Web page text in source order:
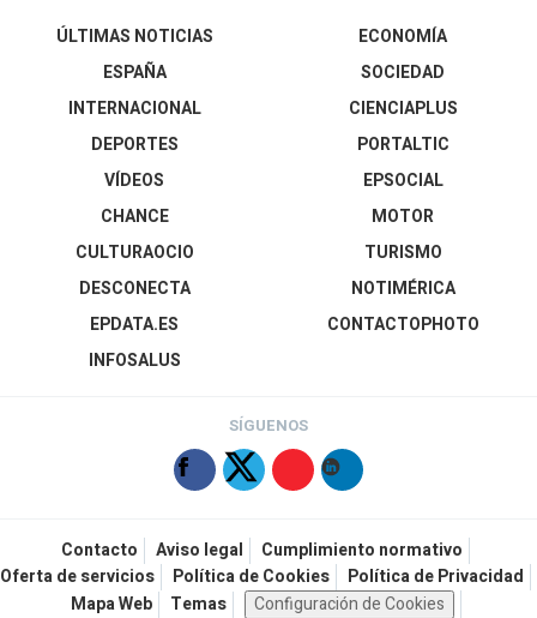
ÚLTIMAS NOTICIAS
ESPAÑA
INTERNACIONAL
DEPORTES
VÍDEOS
ECONOMÍA
SOCIEDAD
CIENCIAPLUS
PORTALTIC
EPSOCIAL
CHANCE
CULTURAOCIO
DESCONECTA
EPDATA.ES
INFOSALUS
MOTOR
TURISMO
NOTIMÉRICA
CONTACTOPHOTO
SÍGUENOS
Contacto Aviso legal
Cumplimiento normativo
Oferta de servicios
Política de Cookies
Política de Privacidad
Mapa Web
Temas
Configuración de Cookies